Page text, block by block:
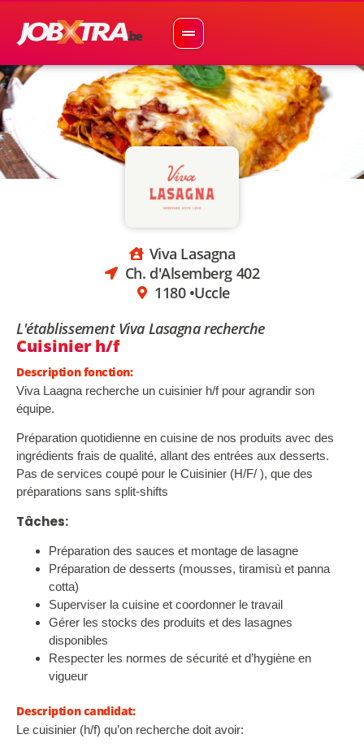
Viva Lasagna
Ch. d'Alsemberg 402
1180 •Uccle
L'établissement Viva Lasagna recherche
Cuisinier h/f
Description fonction:
Viva Laagna recherche un cuisinier h/f pour agrandir son
équipe.
Préparation quotidienne en cuisine de nos produits avec des
ingrédients frais de qualité, allant des entrées aux desserts.
Pas de services coupé pour le Cuisinier (H/F/ ), que des
préparations sans split-shifts
Tâches:
Préparation des sauces et montage de lasagne
Préparation de desserts (mousses, tiramisù et panna
cotta)
Superviser la cuisine et coordonner le travail
Gérer les stocks des produits et des lasagnes
disponibles
Respecter les normes de sécurité et d’hygiène en
vigueur
Description candidat:
Le cuisinier (h/f) qu’on recherche doit avoir: